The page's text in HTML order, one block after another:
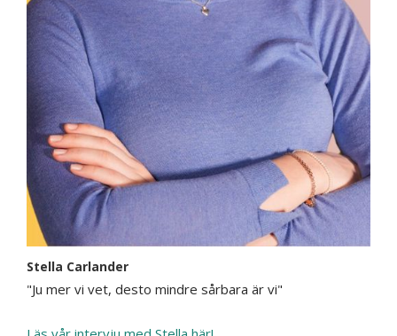
Stella Carlander
"Ju mer vi vet, desto mindre sårbara är vi"